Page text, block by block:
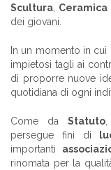
Scultura Ceramica
dei giovani.
In un momento in cui
impietosi tagli ai
di proporre nuove
quotidiana di ogni
Come da Statuto,
persegue fini di
importanti
rinomata per la